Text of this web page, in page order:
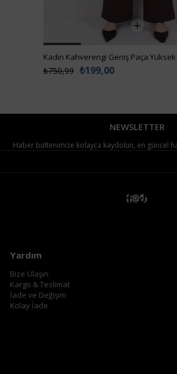
₺199,00
₺750,99
NEWSLETTER
Haber bültenimize kolayca kaydolun, en güncel
Yardım
Bize Ulaşın
Kargo & Teslimat
İade ve Değişim
Kolay İade